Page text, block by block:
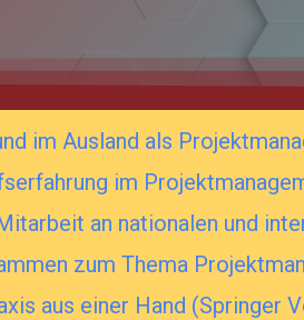
im Ausland als
im
an nationalen und
zum Thema
aus einer Hand (Springer